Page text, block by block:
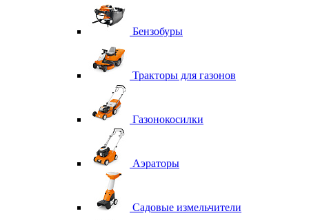
Бензобуры
Тракторы для газонов
Газонокосилки
Аэраторы
Садовые измельчители